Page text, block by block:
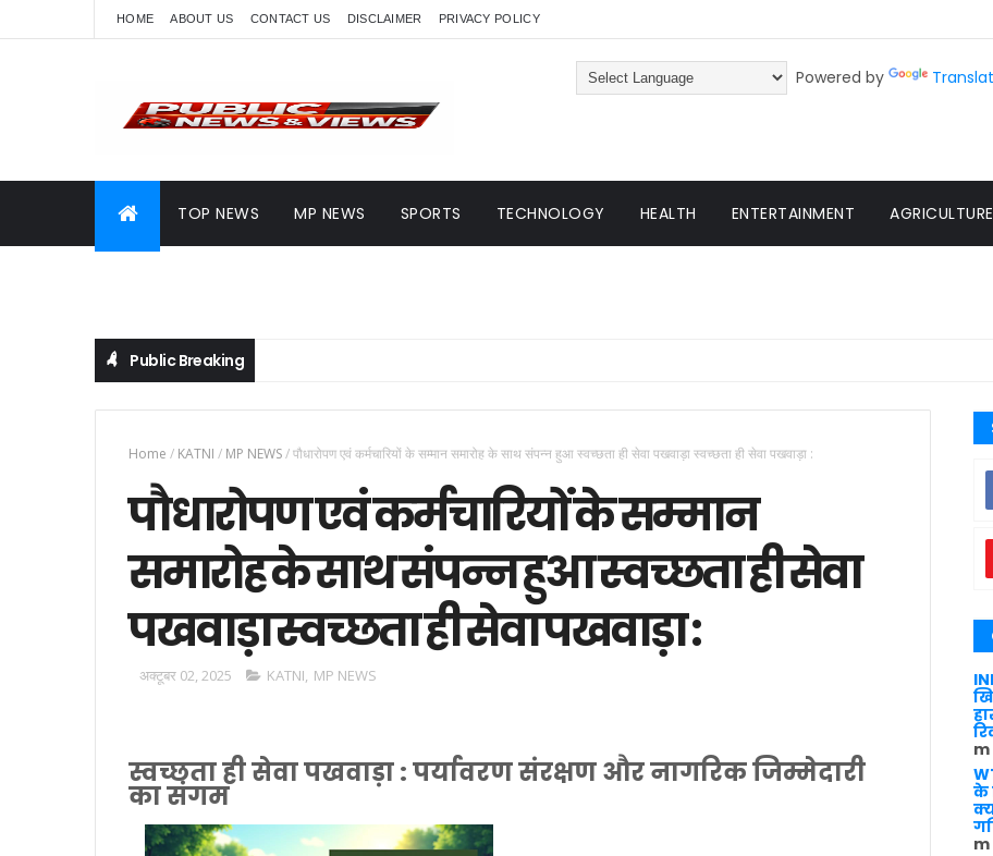
HOME ABOUT US CONTACT US DISCLAIMER PRIVACY POLICY
Powered by
TOP NEWS MP NEWS SPORTS TECHNOLOGY HEALTH ENTERTAINMENT
Public Breaking
Home / KATNI / MP NEWS/पौधारोपण एवं कर्मचारियों के सम्मान समारोह के साथ संपन्न हुआ स्वच्छता ही सेवा पखवाड़ा स्वच्छता ही सेवा पखवाड़ा :
पौधारोपण एवं कर्मचारियों के सम्मान
समारोह के साथ संपन्न हुआ स्वच्छता ही सेवा
पखवाड़ा स्वच्छता ही सेवा पखवाड़ा :
अक्टूबर 02, 2025 KATNI, MP NEWS
स्वच्छता ही सेवा पखवाड़ा : पर्यावरण संरक्षण और नागरिक जिम्मेदारी
का संगम
के